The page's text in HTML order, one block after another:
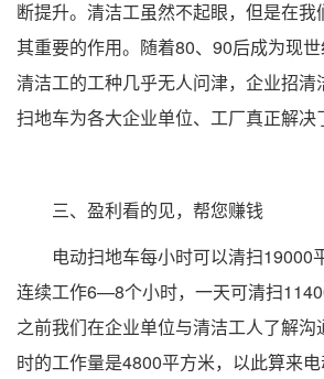
断提升。清洁工虽然不起眼，但是在我
其重要的作用。随着80、90后成为现世
清洁工的工种几乎无人问津，企业招清
扫地车为各大企业单位、工厂真正解决
三、盈利看的见，帮您赚钱
电动扫地车每小时可以清扫19000
连续工作6—8个小时，一天可清扫
之前我们在企业单位与清洁工人了解
时的工作量是4800平方米，以此算来